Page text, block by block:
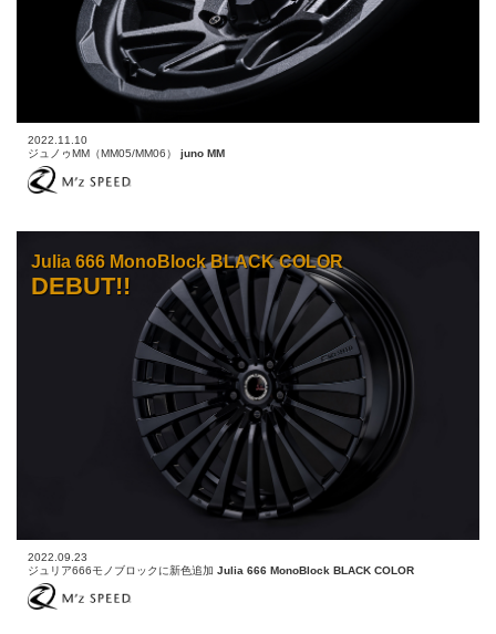
2022.11.10
ジュノゥMM（MM05/MM06） juno MM
Julia 666 MonoBlock BLACK COLOR
DEBUT!!
2022.09.23
ジュリア666モノブロックに新色追加 Julia 666 MonoBlock BLACK COLOR